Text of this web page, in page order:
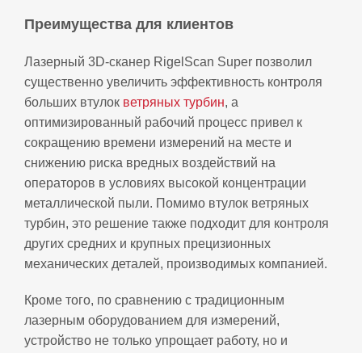
Преимущества для клиентов
Лазерный 3D‑сканер RigelScan Super позволил
существенно увеличить эффективность контроля
больших втулок ветряных турбин, а
оптимизированный рабочий процесс привел к
сокращению времени измерений на месте и
снижению риска вредных воздействий на
операторов в условиях высокой концентрации
металлической пыли. Помимо втулок ветряных
турбин, это решение также подходит для контроля
других средних и крупных прецизионных
механических деталей, производимых компанией.
Кроме того, по сравнению с традиционным
лазерным оборудованием для измерений,
устройство не только упрощает работу, но и